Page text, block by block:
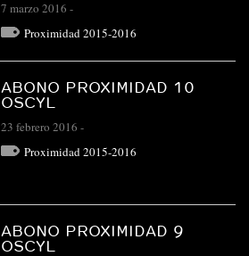
7 marzo 2016 -
Proximidad 2015-2016
ABONO PROXIMIDAD 10
OSCYL
23 febrero 2016 -
Proximidad 2015-2016
ABONO PROXIMIDAD 9
OSCYL